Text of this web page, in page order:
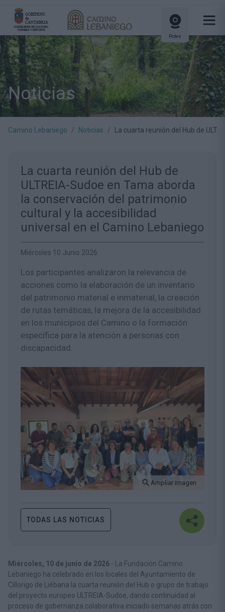
Potes
Noticias
Camino Lebaniego Noticias La cuarta reunión del Hub de
La cuarta reunión del Hub de
ULTREIA-Sudoe en Tama aborda
la conservación del patrimonio
cultural y la accesibilidad
universal en el Camino Lebaniego
Miércoles 10 Junio 2026
Los participantes analizaron la relevancia de
acciones como la elaboración de un inventario
del patrimonio material e inmaterial, la creación
de rutas temáticas, la mejora de la accesibilidad
en los municipios del Camino o la formación
específica para la atención a personas con
discapacidad.
Ampliar imagen
TODAS LAS NOTICIAS
Miércoles, 10 de junio de 2026 .-
La Fundación Camino
Lebaniego ha celebrado en los locales del Ayuntamiento de
Cillorigo de Liébana la cuarta reunión del Hub o grupo de trabajo
del proyecto europeo ULTREIA-Sudoe, dando continuidad al
proceso de gobernanza colaborativa iniciado semanas atrás con